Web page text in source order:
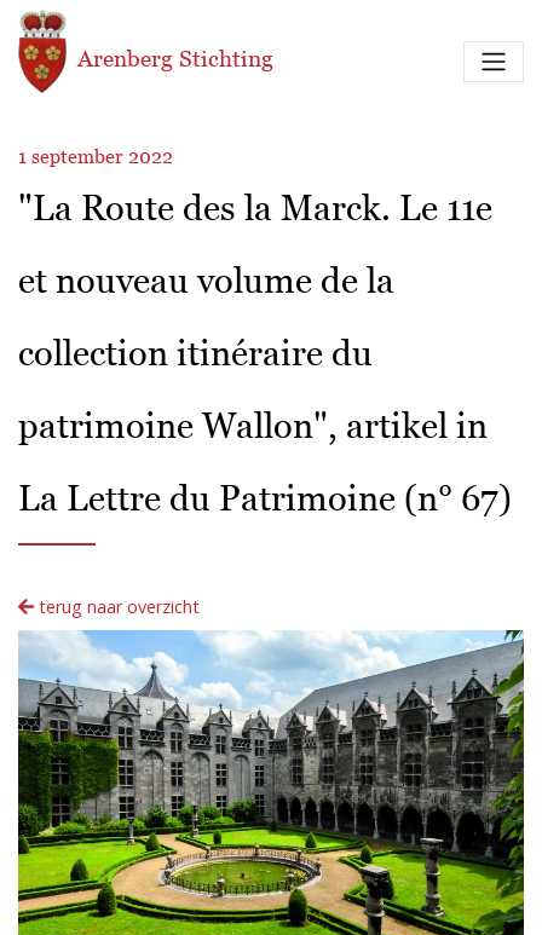
Overslaan en naar de inhoud gaan
Arenberg Stichting
1 september 2022
"La Route des la Marck. Le 11e
et nouveau volume de la
collection itinéraire du
patrimoine Wallon", artikel in
La Lettre du Patrimoine (n° 67)
terug naar overzicht